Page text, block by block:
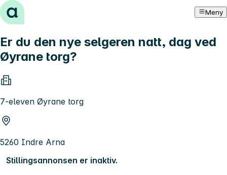
Hopp til innhold Meny
Er du den nye selgeren natt, dag ved
Øyrane torg?
7-eleven Øyrane torg
5260 Indre Arna
Stillingsannonsen er inaktiv.